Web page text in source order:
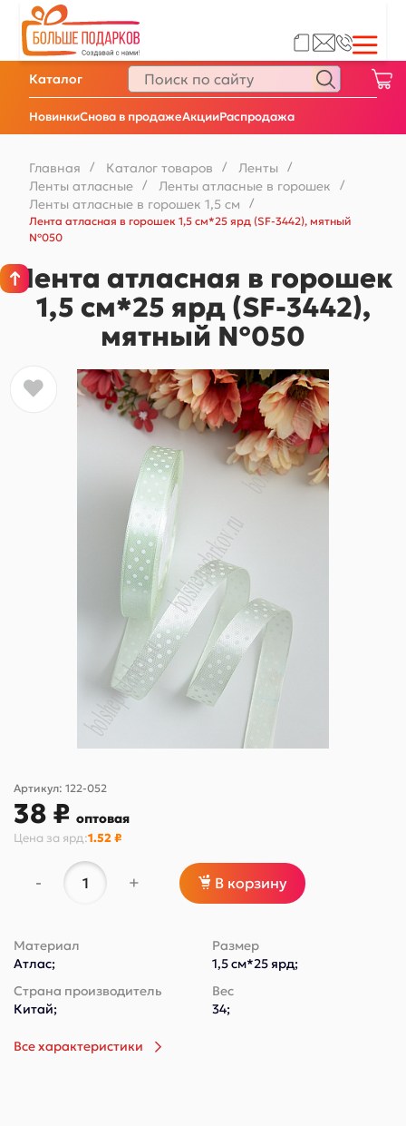
НовинкиСнова в продажеАкцииРаспродажа
Каталог
Главная / Каталог товаров / Ленты /
Ленты атласные / Ленты атласные в горошек /
Ленты атласные в горошек 1,5 см
/
Лента атласная в горошек 1,5 см*25 ярд (SF-3442), мятный
№050
Лента атласная в горошек
1,5 см*25 ярд (SF-3442),
мятный №050
Артикул: 122-052
38 ₽ оптовая
Цена за ярд:1.52 ₽
- + В корзину
Материал
Атлас;
Размер
1,5 см*25 ярд;
Страна производитель
Китай;
Вес
34;
Все характеристики